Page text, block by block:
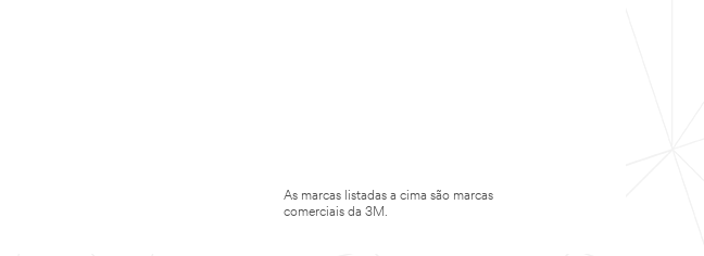
As marcas listadas a cima são marcas
comerciais da 3M.